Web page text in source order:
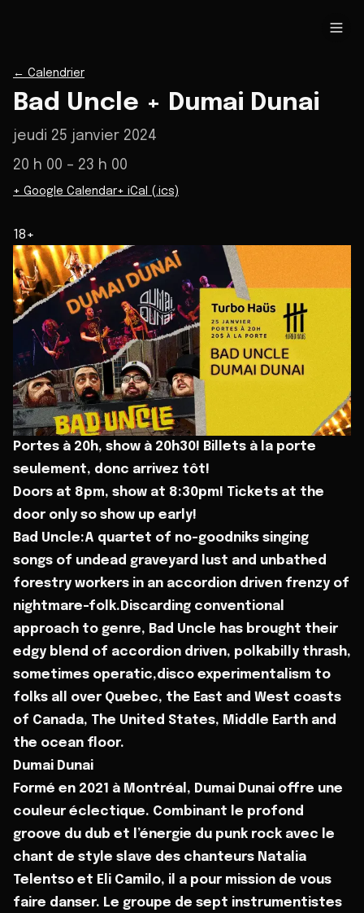
← Calendrier
Bad Uncle + Dumai Dunai
jeudi 25 janvier 2024
20 h 00 – 23 h 00
+ Google Calendar+ iCal (.ics)
18+
Portes à 20h, show à 20h30! Billets à la porte
seulement, donc arrivez tôt!
Doors at 8pm, show at 8:30pm! Tickets at the
door only so show up early!
Bad Uncle:A quartet of no-goodniks singing
songs of undead graveyard lust and unbathed
forestry workers in an accordion driven frenzy of
nightmare-folk.Discarding conventional
approach to genre, Bad Uncle has brought their
edgy blend of accordion driven, polkabilly thrash,
sometimes operatic,disco experimentalism to
folks all over Quebec, the East and West coasts
of Canada, The United States, Middle Earth and
the ocean floor.
Dumai Dunai
Formé en 2021 à Montréal, Dumai Dunai offre une
couleur éclectique. Combinant le profond
groove du dub et l’énergie du punk rock avec le
chant de style slave des chanteurs Natalia
Telentso et Eli Camilo, il a pour mission de vous
faire danser. Le groupe de sept instrumentistes